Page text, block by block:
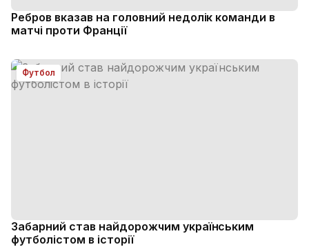
Ребров вказав на головний недолік команди в
матчі проти Франції
Футбол
Забарний став найдорожчим українським
футболістом в історії